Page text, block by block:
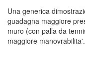
Una generica
guadagna maggiore
muro (con palla da
maggiore manovrabilita'.